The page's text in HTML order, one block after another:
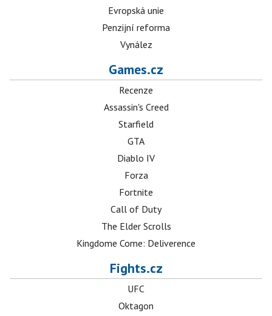
Evropská unie
Penzijní reforma
Vynález
Games.cz
Recenze
Assassin's Creed
Starfield
GTA
Diablo IV
Forza
Fortnite
Call of Duty
The Elder Scrolls
Kingdome Come: Deliverence
Fights.cz
UFC
Oktagon